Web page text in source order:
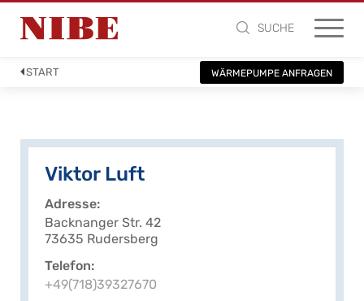
SUCHE
START WÄRMEPUMPE ANFRAGEN
Viktor Luft
Adresse
Backnanger Str. 42
73635 Rudersberg
Telefon
+49(718)39327670